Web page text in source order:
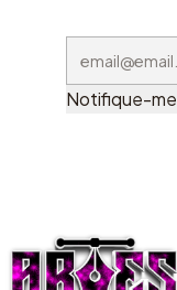
Notifique-me